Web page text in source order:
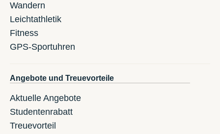
Wandern
Leichtathletik
Fitness
GPS-Sportuhren
Angebote und Treuevorteile
Aktuelle Angebote
Studentenrabatt
Treuevorteil